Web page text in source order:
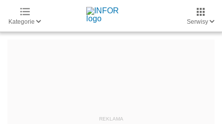
Kategorie Serwisy